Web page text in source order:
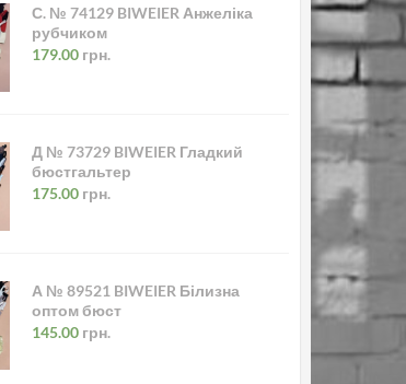
С. № 74129 BIWEIER Анжеліка
рубчиком
179.00 грн.
Д № 73729 BIWEIER Гладкий
бюстгальтер
175.00 грн.
А № 89521 BIWEIER Білизна
оптом бюст
145.00 грн.